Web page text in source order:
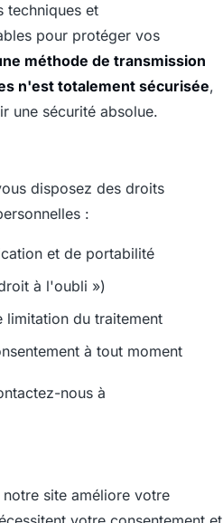
techniques et
pour protéger vos
méthode de transmission
n'est totalement sécurisée,
une sécurité absolue.
disposez des droits
:
et de portabilité
à l'oubli »)
du traitement
à tout moment
nous à
site améliore votre